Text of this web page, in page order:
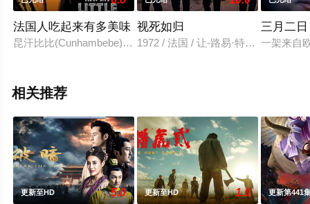
法国人吃起来有多美味
昆汗比比(Cunhambebe)是印第安塔穆约(Tamoyo)部落武装反
视死如归
1972 / 法国 / 让-路易·特兰蒂尼昂,罗
三月二日
一架来自
相关推荐
更新至HD 5.0 更新至HD 1.0 更新第441